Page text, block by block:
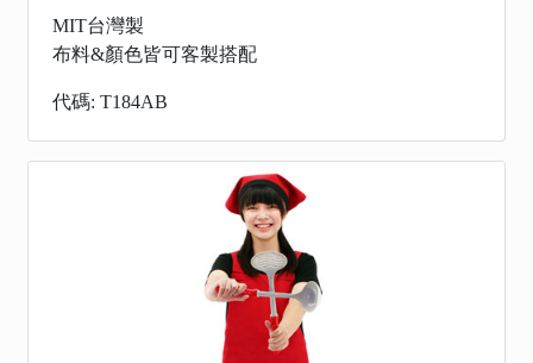
MIT台灣製
布料&顏色皆可客製搭配
代碼: T184AB